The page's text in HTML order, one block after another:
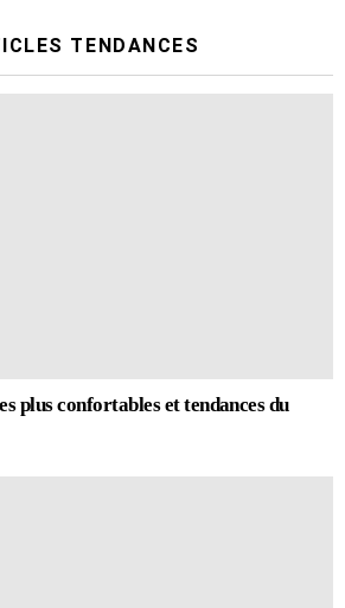
TENDANCES
plus confortables et tendances du